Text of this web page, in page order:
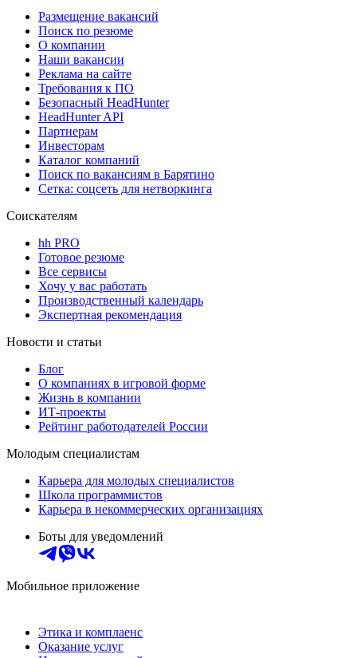
Размещение вакансий
Поиск по резюме
О компании
Наши вакансии
Реклама на сайте
Требования к ПО
Безопасный HeadHunter
HeadHunter API
Партнерам
Инвесторам
Каталог компаний
Поиск по вакансиям в Барятино
Сетка: соцсеть для нетворкинга
Соискателям
hh PRO
Готовое резюме
Все сервисы
Хочу у вас работать
Производственный календарь
Экспертная рекомендация
Новости и статьи
Блог
О компаниях в игровой форме
Жизнь в компании
ИТ-проекты
Рейтинг работодателей России
Молодым специалистам
Карьера для молодых специалистов
Школа программистов
Карьера в некоммерческих организациях
Боты для уведомлений
Мобильное приложение
Этика и комплаенс
Оказание услуг